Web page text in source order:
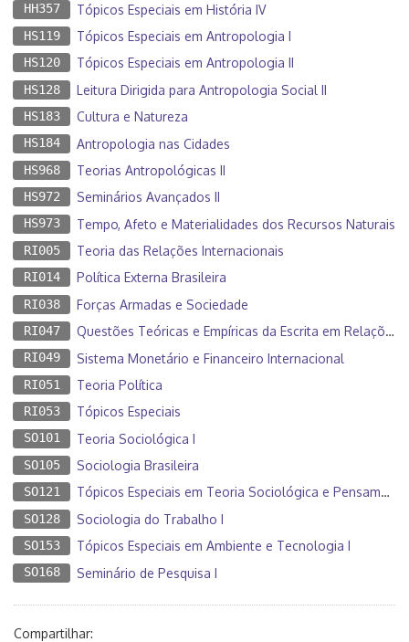
HH357 Tópicos Especiais em História IV
HS119 Tópicos Especiais em Antropologia I
HS120 Tópicos Especiais em Antropologia II
HS128 Leitura Dirigida para Antropologia Social II
HS183 Cultura e Natureza
HS184 Antropologia nas Cidades
HS968 Teorias Antropológicas II
HS972 Seminários Avançados II
HS973 Tempo, Afeto e Materialidades dos Recursos Naturais
RI005 Teoria das Relações Internacionais
RI014 Política Externa Brasileira
RI038 Forças Armadas e Sociedade
RI047 Questões Teóricas e Empíricas da Escrita em Relações Internacionais
RI049 Sistema Monetário e Financeiro Internacional
RI051 Teoria Política
RI053 Tópicos Especiais
SO101 Teoria Sociológica I
SO105 Sociologia Brasileira
SO121 Tópicos Especiais em Teoria Sociológica e Pensamento Social III
SO128 Sociologia do Trabalho I
SO153 Tópicos Especiais em Ambiente e Tecnologia I
SO168 Seminário de Pesquisa I
Compartilhar: